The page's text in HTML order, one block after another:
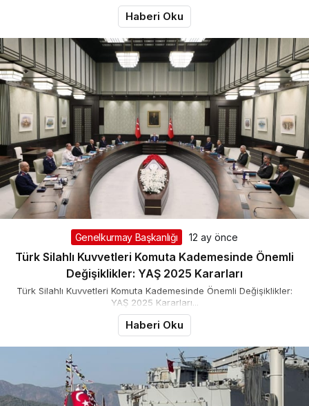
Haberi Oku
Genelkurmay Başkanlığı 12 ay önce
Türk Silahlı Kuvvetleri Komuta Kademesinde Önemli
Değişiklikler: YAŞ 2025 Kararları
Türk Silahlı Kuvvetleri Komuta Kademesinde Önemli Değişiklikler:
YAŞ 2025 Kararları...
Haberi Oku